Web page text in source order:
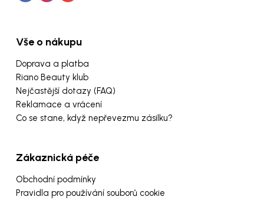
Vše o nákupu
Doprava a platba
Riano Beauty klub
Nejčastější dotazy (FAQ)
Reklamace a vrácení
Co se stane, když nepřevezmu zásilku?
Zákaznická péče
Obchodní podmínky
Pravidla pro používání souborů cookie